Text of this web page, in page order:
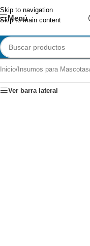
Skip to navigation
Skip to main content
Menú
Inicio/ Insumos para Mascotas
Ver barra lateral